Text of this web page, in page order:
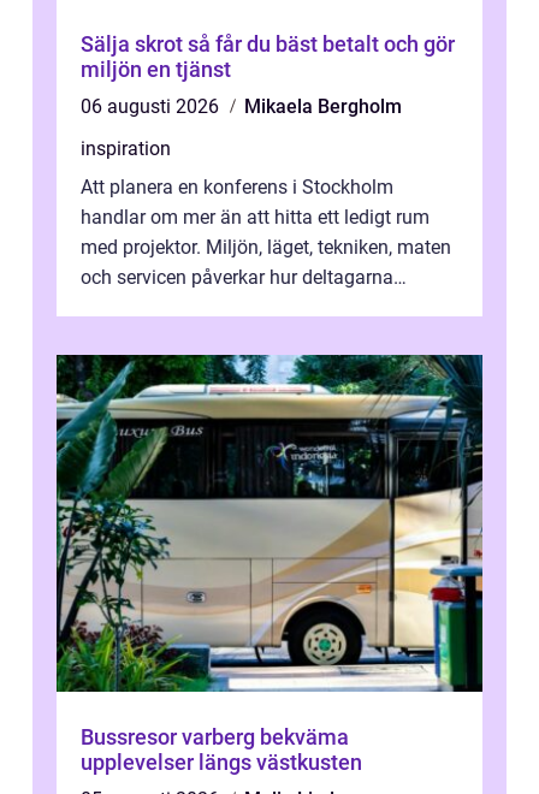
Sälja skrot så får du bäst betalt och gör
miljön en tjänst
06 augusti 2026
Mikaela Bergholm
inspiration
Att planera en konferens i Stockholm
handlar om mer än att hitta ett ledigt rum
med projektor. Miljön, läget, tekniken, maten
och servicen påverkar hur deltagarna
Bussresor varberg bekväma
upplevelser längs västkusten